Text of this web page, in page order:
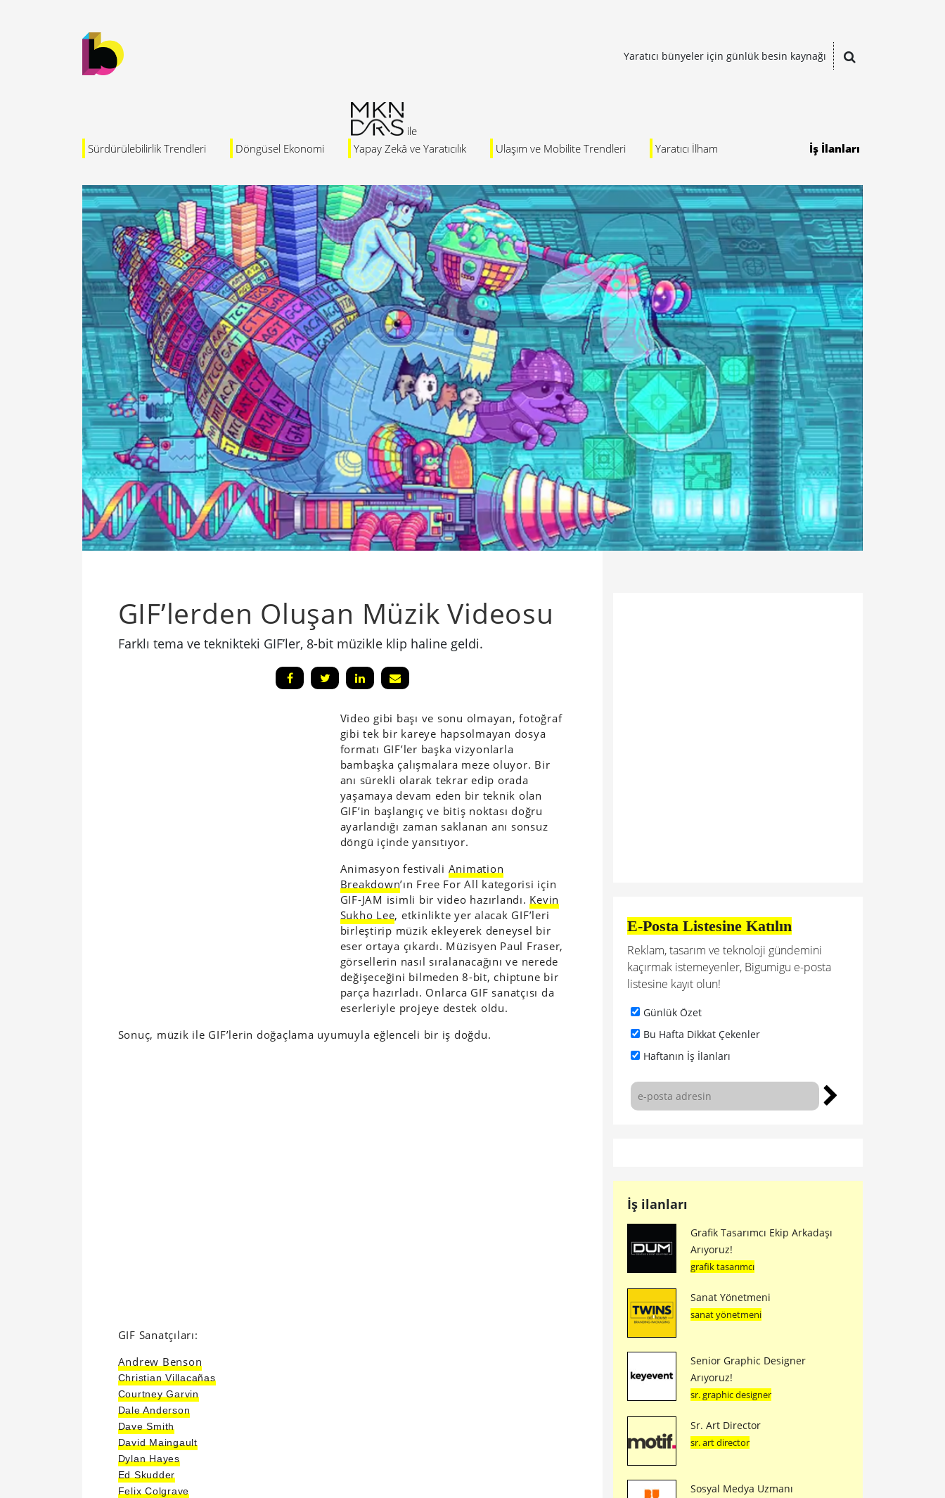
Yaratıcı bünyeler için günlük besin kaynağı
Sürdürülebilirlik Trendleri Döngüsel Ekonomi Yapay Zekâ ve Yaratıcılık Ulaşım ve Mobilite Trendleri Yaratıcı İlham İş İlanları
GIF’lerden Oluşan Müzik Videosu
Farklı tema ve teknikteki GIF’ler, 8-bit müzikle klip haline geldi.
Video gibi başı ve sonu olmayan, fotoğraf
gibi tek bir kareye hapsolmayan dosya
formatı GIF’ler başka vizyonlarla
bambaşka çalışmalara meze oluyor. Bir
anı sürekli olarak tekrar edip orada
yaşamaya devam eden bir teknik olan
GIF’in başlangıç ve bitiş noktası doğru
ayarlandığı zaman saklanan anı sonsuz
döngü içinde yansıtıyor.
Animasyon festivali Animation
Breakdown’ın Free For All kategorisi için
GIF-JAM isimli bir video hazırlandı. Kevin
Sukho Lee, etkinlikte yer alacak GIF’leri
birleştirip müzik ekleyerek deneysel bir
eser ortaya çıkardı. Müzisyen Paul Fraser,
görsellerin nasıl sıralanacağını ve nerede
değişeceğini bilmeden 8-bit, chiptune bir
parça hazırladı. Onlarca GIF sanatçısı da
eserleriyle projeye destek oldu.
Sonuç, müzik ile GIF’lerin doğaçlama uyumuyla eğlenceli bir iş doğdu.
GIF Sanatçıları:
Andrew Benson
Christian Villacañas
Courtney Garvin
Dale Anderson
Dave Smith
David Maingault
Dylan Hayes
Ed Skudder
Felix Colgrave
E-Posta Listesine Katılın
Reklam, tasarım ve teknoloji gündemini
kaçırmak istemeyenler, Bigumigu e-posta
listesine kayıt olun!
Günlük Özet
Bu Hafta Dikkat Çekenler
Haftanın İş İlanları
İş ilanları
Grafik Tasarımcı Ekip Arkadaşı
Arıyoruz!
grafik tasarımcı
Sanat Yönetmeni
sanat yönetmeni
Senior Graphic Designer
Arıyoruz!
sr. graphic designer
Sr. Art Director
sr. art director
Sosyal Medya Uzmanı